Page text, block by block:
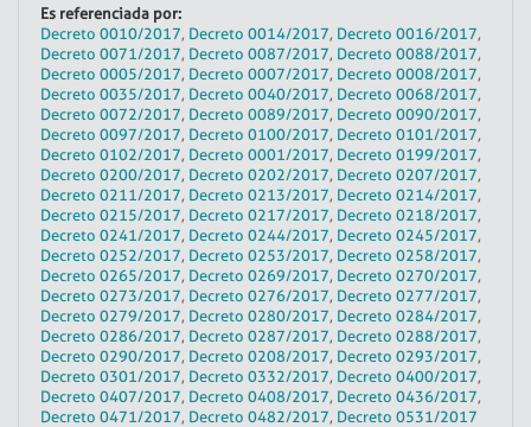
Es referenciada por:
Decreto 0010/2017, Decreto 0014/2017, Decreto 0016/2017,
Decreto 0071/2017, Decreto 0087/2017, Decreto 0088/2017,
Decreto 0005/2017, Decreto 0007/2017, Decreto 0008/2017,
Decreto 0035/2017, Decreto 0040/2017, Decreto 0068/2017,
Decreto 0072/2017, Decreto 0089/2017, Decreto 0090/2017,
Decreto 0097/2017, Decreto 0100/2017, Decreto 0101/2017,
Decreto 0102/2017, Decreto 0001/2017, Decreto 0199/2017,
Decreto 0200/2017, Decreto 0202/2017, Decreto 0207/2017,
Decreto 0211/2017, Decreto 0213/2017, Decreto 0214/2017,
Decreto 0215/2017, Decreto 0217/2017, Decreto 0218/2017,
Decreto 0241/2017, Decreto 0244/2017, Decreto 0245/2017,
Decreto 0252/2017, Decreto 0253/2017, Decreto 0258/2017,
Decreto 0265/2017, Decreto 0269/2017, Decreto 0270/2017,
Decreto 0273/2017, Decreto 0276/2017, Decreto 0277/2017,
Decreto 0279/2017, Decreto 0280/2017, Decreto 0284/2017,
Decreto 0286/2017, Decreto 0287/2017, Decreto 0288/2017,
Decreto 0290/2017, Decreto 0208/2017, Decreto 0293/2017,
Decreto 0301/2017, Decreto 0332/2017, Decreto 0400/2017,
Decreto 0407/2017, Decreto 0408/2017, Decreto 0436/2017,
Decreto 0471/2017, Decreto 0482/2017, Decreto 0531/2017